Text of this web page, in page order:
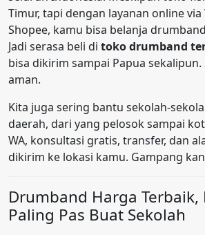
Timur, tapi dengan layanan online
Shopee, kamu bisa belanja
Jadi serasa beli di toko drumband
bisa dikirim sampai Papua sekalipun.
aman.
Kita juga sering bantu sekolah-
daerah, dari yang pelosok sampai
WA, konsultasi gratis, transfer, dan
dikirim ke lokasi kamu. Gampang
Drumband Harga Terbaik,
Paling Pas Buat Sekolah